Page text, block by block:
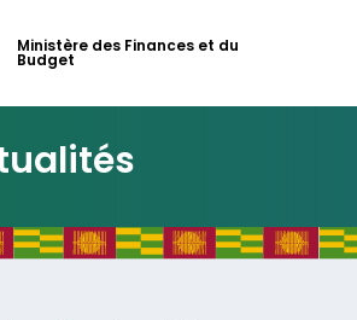
Ministère des Finances et du
Budget